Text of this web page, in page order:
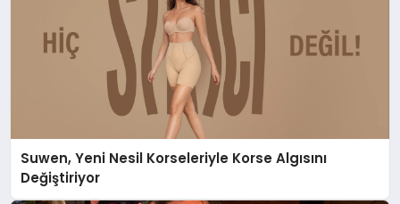
Suwen, Yeni Nesil Korseleriyle Korse Algısını
Değiştiriyor